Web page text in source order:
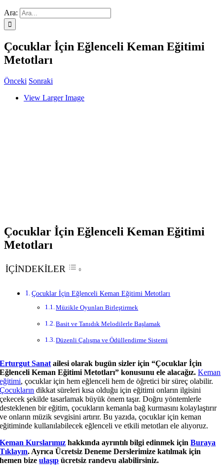
Ara:
Çocuklar İçin Eğlenceli Keman Eğitimi
Metotları
Önceki Sonraki
View Larger Image
Çocuklar İçin Eğlenceli Keman Eğitimi
Metotları
İÇİNDEKİLER
Çocuklar İçin Eğlenceli Keman Eğitimi Metotları
Müzikle Oyunları Birleştirmek
Basit ve Tanıdık Melodilerle Başlamak
Düzenli Çalışma ve Ödüllendirme Sistemi
Erturgut Sanat ailesi olarak bugün sizler için “Çocuklar İçin
Eğlenceli Keman Eğitimi Metotları” konusunu ele alacağız.Keman
eğitimi, çocuklar için hem eğlenceli hem de öğretici bir süreç olabilir.
Çocukların dikkat süreleri kısa olduğu için eğitimi onların ilgisini
çekecek şekilde tasarlamak büyük önem taşır. Doğru yöntemlerle
desteklenen bir eğitim, çocukların kemanla bağ kurmasını kolaylaştırır
ve onların müzik sevgisini artırır. Bu yazıda, çocuklar için keman
eğitiminde kullanılabilecek eğlenceli ve etkili metotları ele alıyoruz.
Keman Kurslarımız hakkında ayrıntılı bilgi edinmek içinBuraya
Tıklayın. Ayrıca Ücretsiz Deneme Derslerimize katılmak için
hemen bizeulaşıp ücretsiz randevu alabilirsiniz.